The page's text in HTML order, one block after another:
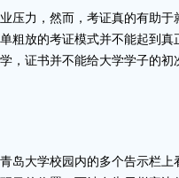
力，然而，考证真的有助于
粗放的考证模式并不能起到真
，证书并不能给大学学子的初
大学校园内的多个告示栏上